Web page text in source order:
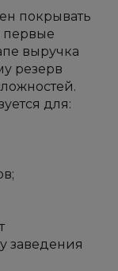
покрывать
первые
выручка
резерв
для:
заведения